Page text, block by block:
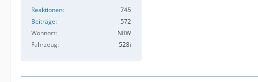
Reaktionen
745
Beiträge
572
Wohnort
NRW
Fahrzeug
528i